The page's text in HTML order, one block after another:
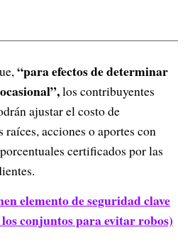
“para efectos de determinar
los contribuyentes
ajustar el costo de
acciones o aportes con
certificados por las
elemento de seguridad clave
conjuntos para evitar robos)